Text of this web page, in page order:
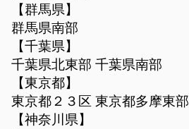
【群馬県】
群馬県南部
【千葉県】
千葉県北東部 千葉県南部
【東京都】
東京都２３区 東京都多摩東部
【神奈川県】